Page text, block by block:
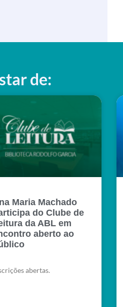
de:
Maria Machado
do Clube de
da ABL em
aberto ao
abertas.